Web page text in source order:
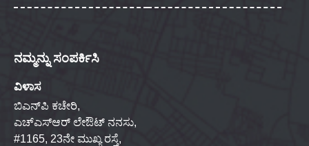
ನಮ್ಮನ್ನು ಸಂಪರ್ಕಿಸಿ
ವಿಳಾಸ
ಬಿಎನ್‌ಪಿ ಕಚೇರಿ,
ಎಚ್‌ಎಸ್‌ಆರ್ ಲೇಔಟ್ ನನಸು,
#1165, 23ನೇ ಮುಖ್ಯ ರಸ್ತೆ,